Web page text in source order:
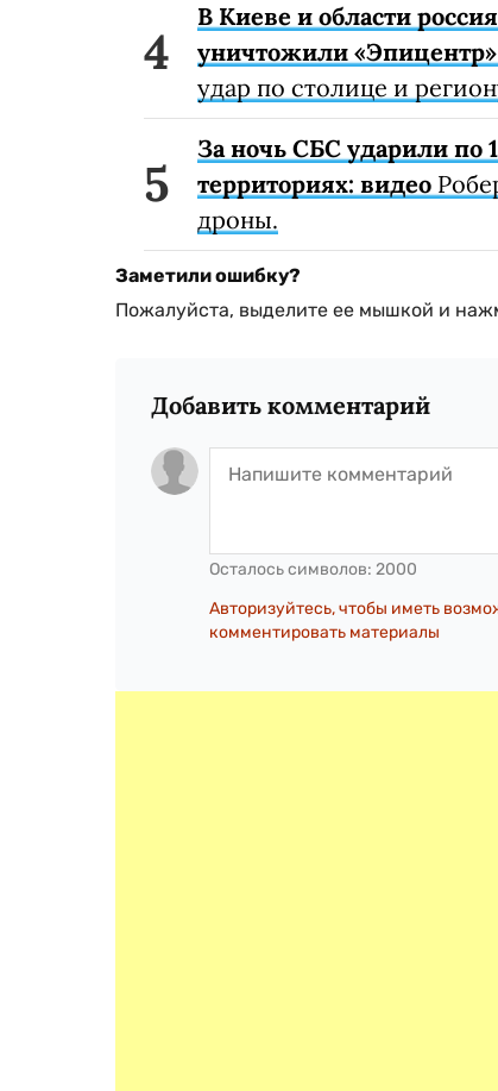
В Киеве и области
уничтожили
удар по столице и
За ночь СБС ударили по
территориях: видео
дроны.
Заметили ошибку?
Пожалуйста, выделите ее мышкой и
Добавить комментарий
Осталось символов: 2000
Авторизуйтесь, чтобы иметь
комментировать материалы